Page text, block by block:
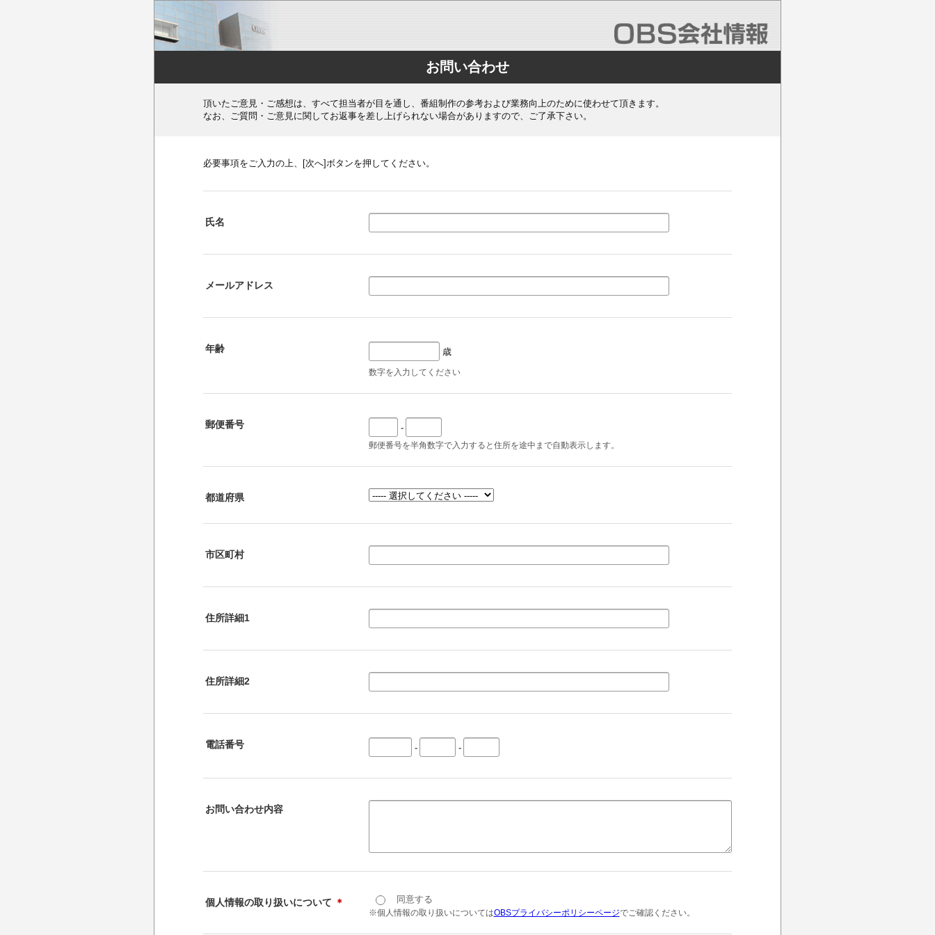
お問い合わせ
頂いたご意見・ご感想は、すべて担当者が目を通し、番組制作の参考および業務向上のために使わせて頂きます。
なお、ご質問・ご意見に関してお返事を差し上げられない場合がありますので、ご了承下さい。
必要事項をご入力の上、[次へ]ボタンを押してください。
氏名
メールアドレス
年齢 歳
数字を入力してください
郵便番号 -
郵便番号を半角数字で入力すると住所を途中まで自動表示します。
都道府県
市区町村
住所詳細1
住所詳細2
電話番号 - -
お問い合わせ内容
個人情報の取り扱いについて ＊ 同意する
※個人情報の取り扱いについてはOBSプライバシーポリシーページでご確認ください。